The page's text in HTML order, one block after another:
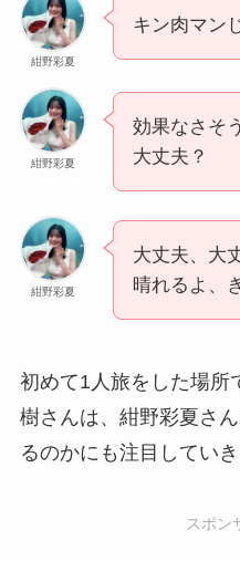
紺野彩夏
キン肉マン
紺野彩夏
効果なさそ
大丈夫？
紺野彩夏
大丈夫、大
晴れるよ、
初めて1人旅をした場所
樹さんは、紺野彩夏さ
るのかにも注目していき
スポン